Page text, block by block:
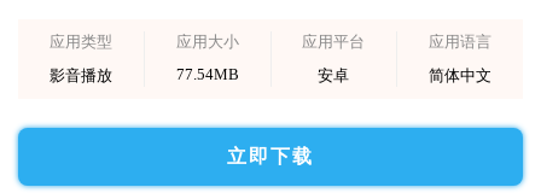
应用类型
影音播放
应用大小
77.54MB
应用平台
安卓
应用语言
简体中文
立即下载